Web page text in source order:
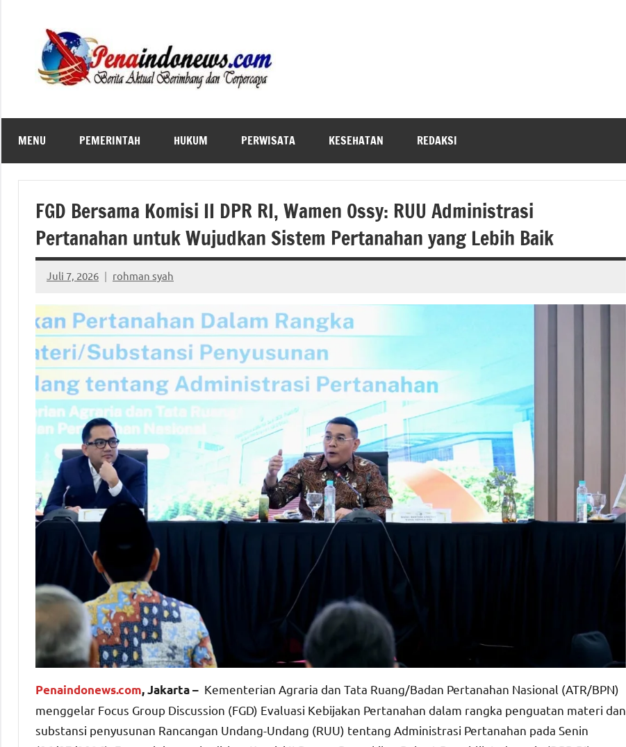
MENU PEMERINTAH HUKUM PERWISATA KESEHATAN REDAKSI
FGD Bersama Komisi II DPR RI, Wamen Ossy: RUU Administrasi
Pertanahan untuk Wujudkan Sistem Pertanahan yang Lebih Baik
Juli 7, 2026 rohman syah
No
comments
Penaindonews.com, Jakarta – Kementerian Agraria dan Tata Ruang/Badan Pertanahan Nasional (ATR/BPN)
menggelar Focus Group Discussion (FGD) Evaluasi Kebijakan Pertanahan dalam rangka penguatan materi dan
substansi penyusunan Rancangan Undang-Undang (RUU) tentang Administrasi Pertanahan pada Senin